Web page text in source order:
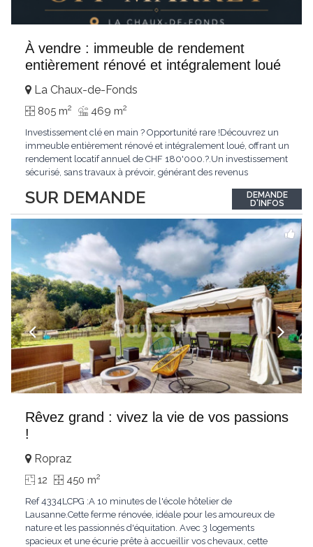
À vendre : immeuble de rendement
entièrement rénové et intégralement loué
SUR DEMANDE
La Chaux-de-Fonds
805 m2 469 m2
Investissement clé en main ? Opportunité rare !Découvrez un
immeuble entièrement rénové et intégralement loué, offrant un
rendement locatif annuel de CHF 180'000.?.Un investissement
sécurisé, sans travaux à prévoir, générant des revenus
d'informations ou recevoir le dossier.
DEMANDE
D'INFOS
Rêvez grand : vivez la vie de vos passions
!
Ropraz
12 450 m2
Ref 4334LCPG :A 10 minutes de l'école hôtelier de
Lausanne.Cette ferme rénovée, idéale pour les amoureux de
nature et les passionnés d'équitation. Avec 3 logements
spacieux et une écurie prête à accueillir vos chevaux, cette